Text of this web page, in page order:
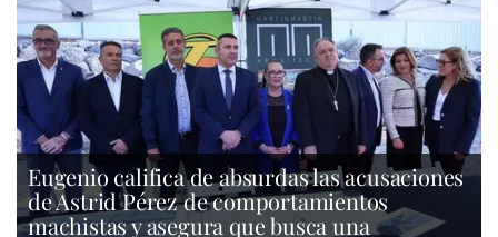
Eugenio califica de absurdas las acusaciones
de Astrid Pérez de comportamientos
machistas y asegura que busca una